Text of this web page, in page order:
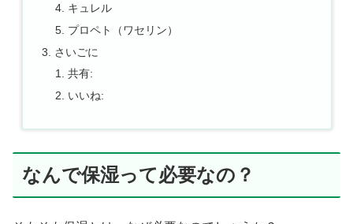
キュレル
プロペト（ワセリン）
さいごに
共有:
いいね:
なんで保湿って必要なの？